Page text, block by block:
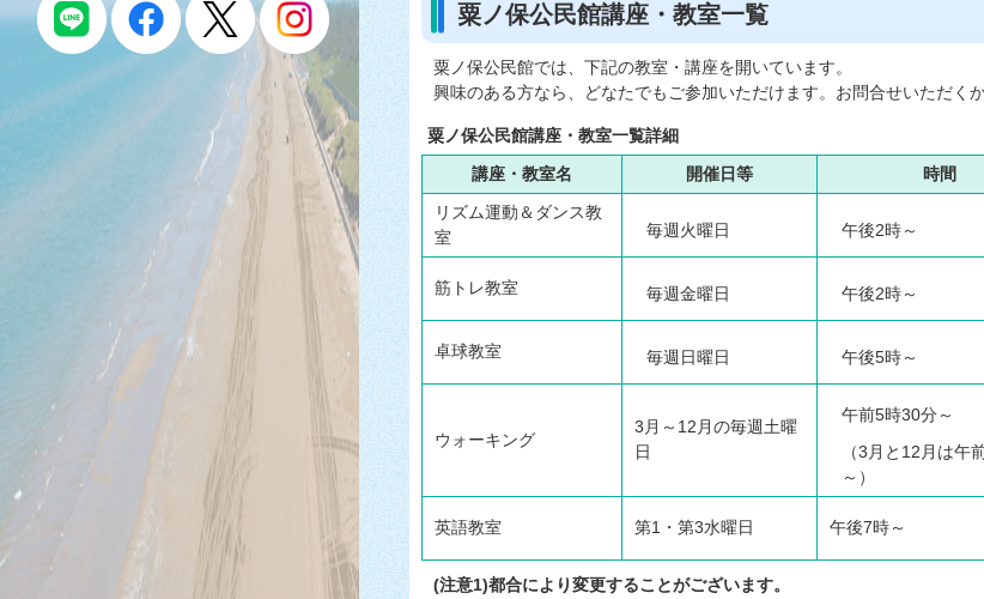
粟ノ保公民館講座・教室一覧
粟ノ保公民館では、下記の教室・講座を開いています。
興味のある方なら、どなたでもご参加いただけます。お問合せいただく
粟ノ保公民館講座・教室一覧詳細
講座・教室名
開催日等 時間
リズム運動＆ダンス教
室
毎週火曜日 午後2時～
筋トレ教室 毎週金曜日 午後2時～
卓球教室 毎週日曜日 午後5時～
ウォーキング
3月～12月の毎週土曜
日
午前5時30分～
（3月と12月は午
～）
英語教室 第1・第3水曜日 午後7時～
(注意1)都合により変更することがございます。